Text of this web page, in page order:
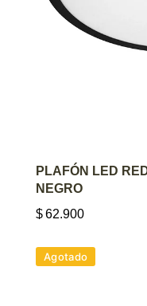
PLAFÓN LED
NEGRO
$62.900
Agotado